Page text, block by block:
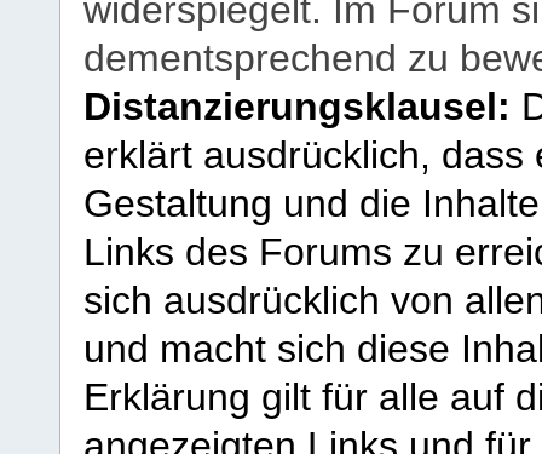
widerspiegelt. Im Forum
dementsprechend zu
Distanzierungsklausel:
erklärt ausdrücklich,
Gestaltung und die
Links des Forums zu
sich ausdrücklich von
und macht sich diese
Erklärung gilt für alle auf